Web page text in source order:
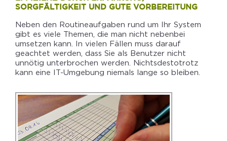
SORGFÄLTIGKEIT UND GUTE VORBEREITUNG
Neben den Routineaufgaben rund um Ihr System
gibt es viele Themen, die man nicht nebenbei
umsetzen kann. In vielen Fällen muss darauf
geachtet werden, dass Sie als Benutzer nicht
unnötig unterbrochen werden. Nichtsdestotrotz
kann eine IT-Umgebung niemals lange so bleiben.